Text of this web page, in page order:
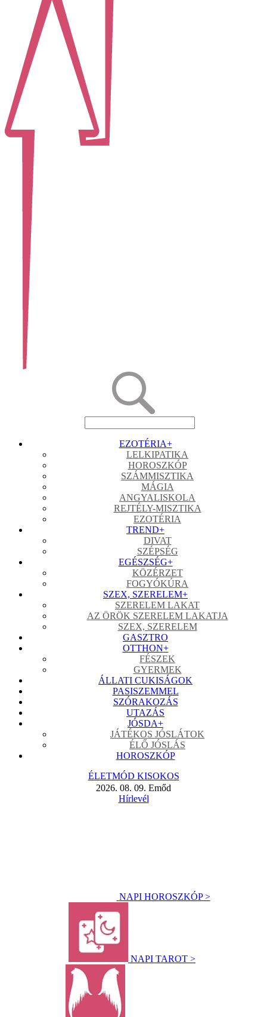
EZOTÉRIA+
LELKIPATIKA
HOROSZKÓP
SZÁMMISZTIKA
MÁGIA
ANGYALISKOLA
REJTÉLY-MISZTIKA
EZOTÉRIA
TREND+
DIVAT
SZÉPSÉG
EGÉSZSÉG+
KÖZÉRZET
FOGYÓKÚRA
SZEX, SZERELEM+
SZERELEM LAKAT
AZ ÖRÖK SZERELEM LAKATJA
SZEX, SZERELEM
GASZTRO
OTTHON+
FÉSZEK
GYERMEK
ÁLLATI CUKISÁGOK
PASISZEMMEL
SZÓRAKOZÁS
UTAZÁS
JÓSDA+
JÁTÉKOS JÓSLÁTOK
ÉLŐ JÓSLÁS
HOROSZKÓP
ÉLETMÓD KISOKOS
2026. 08. 09. Emőd
Hírlevél
NAPI HOROSZKÓP >
NAPI TAROT >